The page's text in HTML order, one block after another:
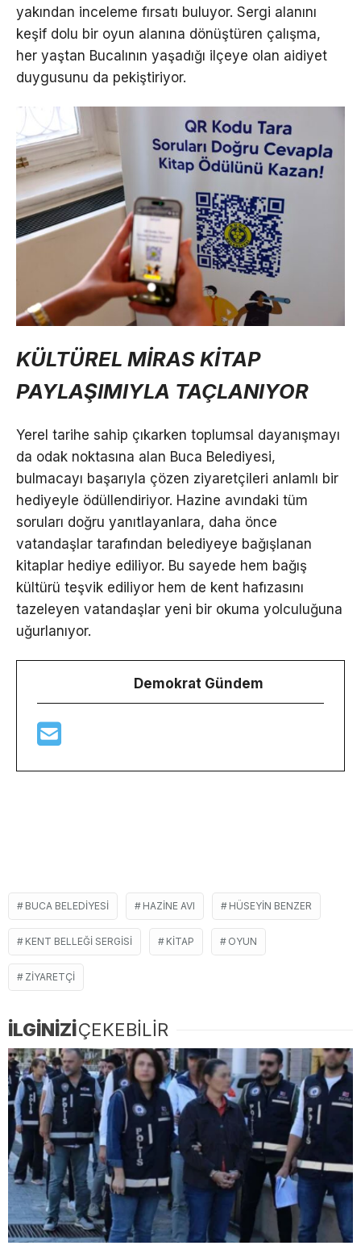
yakından inceleme fırsatı buluyor. Sergi alanını
keşif dolu bir oyun alanına dönüştüren çalışma,
her yaştan Bucalının yaşadığı ilçeye olan aidiyet
duygusunu da pekiştiriyor.
KÜLTÜREL MİRAS KİTAP
PAYLAŞIMIYLA TAÇLANIYOR
Yerel tarihe sahip çıkarken toplumsal dayanışmayı
da odak noktasına alan Buca Belediyesi,
bulmacayı başarıyla çözen ziyaretçileri anlamlı bir
hediyeyle ödüllendiriyor. Hazine avındaki tüm
soruları doğru yanıtlayanlara, daha önce
vatandaşlar tarafından belediyeye bağışlanan
kitaplar hediye ediliyor. Bu sayede hem bağış
kültürü teşvik ediliyor hem de kent hafızasını
tazeleyen vatandaşlar yeni bir okuma yolculuğuna
uğurlanıyor.
Demokrat Gündem
BUCA BELEDIYESI HAZINE AVI HÜSEYIN BENZER
KENT BELLEĞI SERGISI KITAP OYUN
ZIYARETÇI
İLGİNİZİÇEKEBİLİR